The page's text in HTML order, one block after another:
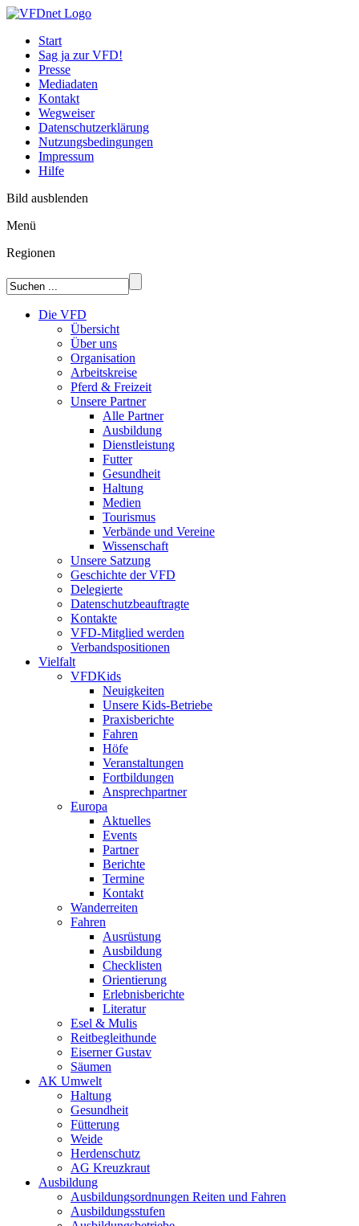
Start
Sag ja zur VFD!
Presse
Mediadaten
Kontakt
Wegweiser
Datenschutzerklärung
Nutzungsbedingungen
Impressum
Hilfe
Bild ausblenden
Menü
Regionen
Die VFD
Übersicht
Über uns
Organisation
Arbeitskreise
Pferd & Freizeit
Unsere Partner
Alle Partner
Ausbildung
Dienstleistung
Futter
Gesundheit
Haltung
Medien
Tourismus
Verbände und Vereine
Wissenschaft
Unsere Satzung
Geschichte der VFD
Delegierte
Datenschutzbeauftragte
Kontakte
VFD-Mitglied werden
Verbandspositionen
Vielfalt
VFDKids
Neuigkeiten
Unsere Kids-Betriebe
Praxisberichte
Fahren
Höfe
Veranstaltungen
Fortbildungen
Ansprechpartner
Europa
Aktuelles
Events
Partner
Berichte
Termine
Kontakt
Wanderreiten
Fahren
Ausrüstung
Ausbildung
Checklisten
Orientierung
Erlebnisberichte
Literatur
Esel & Mulis
Reitbegleithunde
Eiserner Gustav
Säumen
AK Umwelt
Haltung
Gesundheit
Fütterung
Weide
Herdenschutz
AG Kreuzkraut
Ausbildung
Ausbildungsordnungen Reiten und Fahren
Ausbildungsstufen